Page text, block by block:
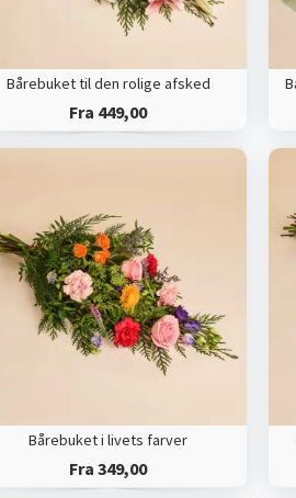
Bårebuket til den rolige afsked
Fra 449,00
Bårebuket i livets farver
Fra 349,00